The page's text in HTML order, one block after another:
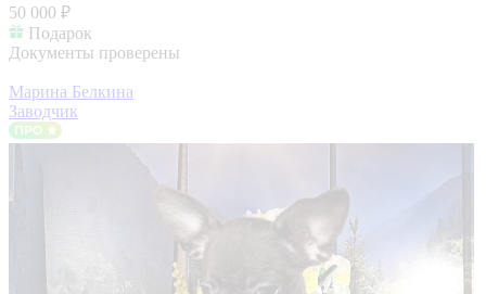
50 000 ₽
Подарок
Документы проверены
Марина Белкина
Заводчик